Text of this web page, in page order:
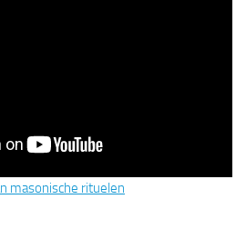
masonische rituelen